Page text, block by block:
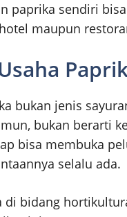
paprika sendiri
maupun
bukan jenis
bukan berarti
bisa membuka
selalu ada.
di bidang